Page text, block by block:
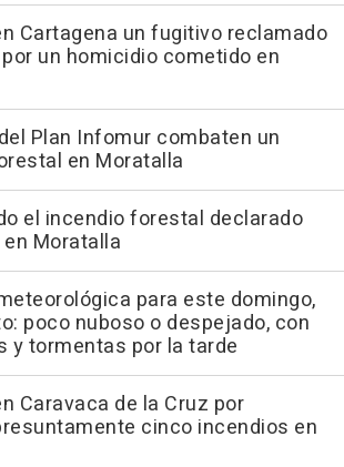
Cartagena un fugitivo reclamado
por un homicidio cometido en
Plan Infomur combaten un
en Moratalla
el incendio forestal declarado
Moratalla
para este domingo,
poco nuboso o despejado, con
y tormentas por la tarde
Caravaca de la Cruz por
cinco incendios en